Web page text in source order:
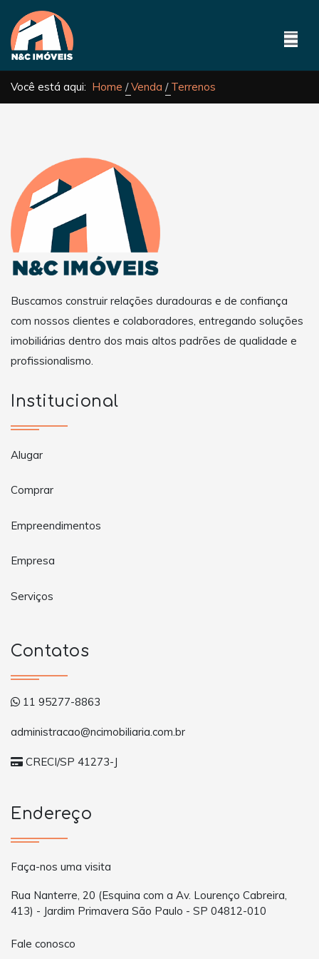
Você está aqui: Home Venda Terrenos
Buscamos construir relações duradouras e de confiança
com nossos clientes e colaboradores, entregando soluções
imobiliárias dentro dos mais altos padrões de qualidade e
profissionalismo.
Institucional
Alugar
Comprar
Empreendimentos
Empresa
Serviços
Contatos
11 95277-8863
administracao@ncimobiliaria.com.br
CRECI/SP 41273-J
Endereço
Faça-nos uma visita
Rua Nanterre, 20 (Esquina com a Av. Lourenço Cabreira,
413) - Jardim Primavera São Paulo - SP 04812-010
Fale conosco